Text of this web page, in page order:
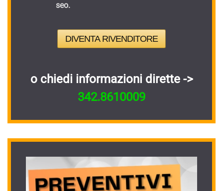
seo.
DIVENTA RIVENDITORE
o chiedi informazioni dirette ->
342.8610009